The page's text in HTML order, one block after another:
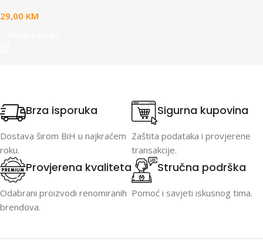
29,00 KM
Brza isporuka
Dostava širom BiH u najkraćem
roku.
Sigurna kupovina
Zaštita podataka i provjerene
transakcije.
Provjerena kvaliteta
Odabrani proizvodi renomiranih
brendova.
Stručna podrška
Pomoć i savjeti iskusnog tima.